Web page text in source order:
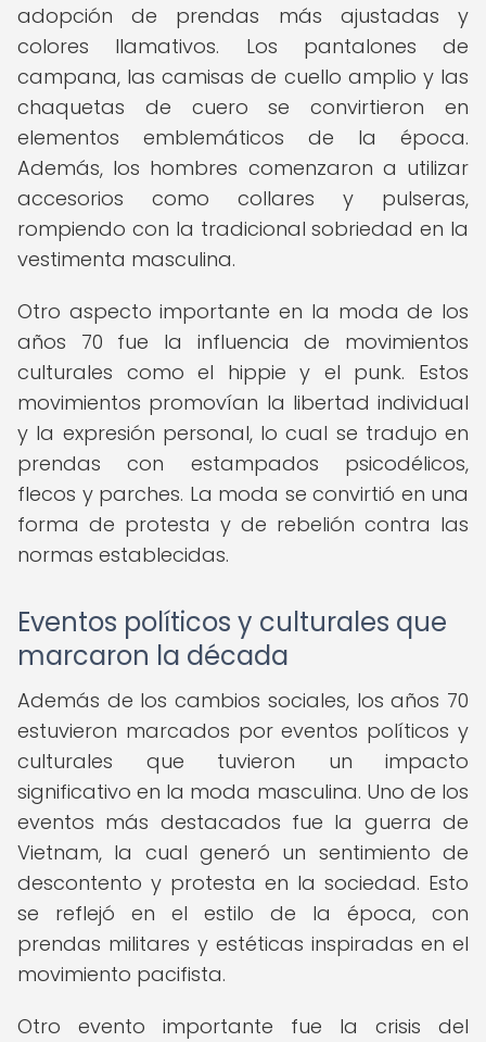
adopción de prendas más ajustadas y
colores llamativos. Los pantalones de
campana, las camisas de cuello amplio y las
chaquetas de cuero se convirtieron en
elementos emblemáticos de la época.
Además, los hombres comenzaron a utilizar
accesorios como collares y pulseras,
rompiendo con la tradicional sobriedad en la
vestimenta masculina.
Otro aspecto importante en la moda de los
años 70 fue la influencia de movimientos
culturales como el hippie y el punk. Estos
movimientos promovían la libertad individual
y la expresión personal, lo cual se tradujo en
prendas con estampados psicodélicos,
flecos y parches. La moda se convirtió en una
forma de protesta y de rebelión contra las
normas establecidas.
Eventos políticos y culturales que
marcaron la década
Además de los cambios sociales, los años 70
estuvieron marcados por eventos políticos y
culturales que tuvieron un impacto
significativo en la moda masculina. Uno de los
eventos más destacados fue la guerra de
Vietnam, la cual generó un sentimiento de
descontento y protesta en la sociedad. Esto
se reflejó en el estilo de la época, con
prendas militares y estéticas inspiradas en el
movimiento pacifista.
Otro evento importante fue la crisis del